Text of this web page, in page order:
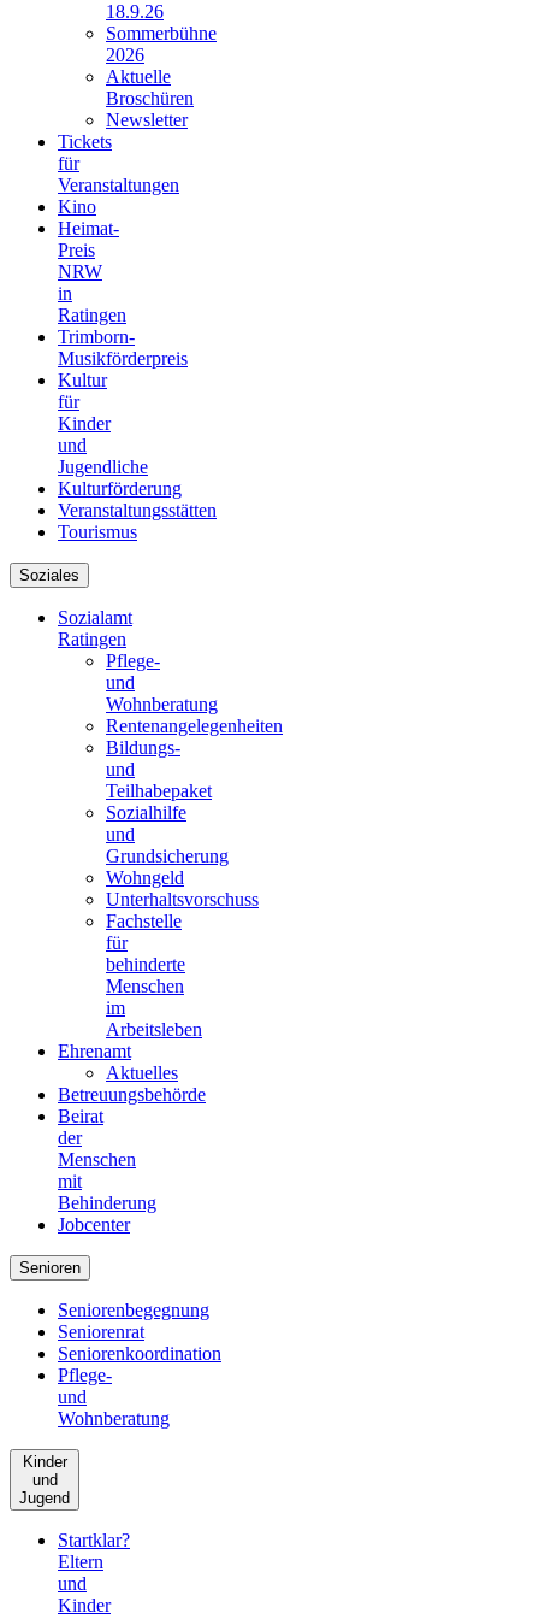
18.9.26
Sommerbühne
2026
Aktuelle
Broschüren
Newsletter
Tickets
für
Veranstaltungen
Kino
Heimat-
Preis
NRW
in
Ratingen
Trimborn-
Musikförderpreis
Kultur
für
Kinder
und
Jugendliche
Kulturförderung
Veranstaltungsstätten
Tourismus
Soziales
Sozialamt
Ratingen
Pflege-
und
Wohnberatung
Rentenangelegenheiten
Bildungs-
und
Teilhabepaket
Sozialhilfe
und
Grundsicherung
Wohngeld
Unterhaltsvorschuss
Fachstelle
für
behinderte
Menschen
im
Arbeitsleben
Ehrenamt
Aktuelles
Betreuungsbehörde
Beirat
der
Menschen
mit
Behinderung
Jobcenter
Senioren
Seniorenbegegnung
Seniorenrat
Seniorenkoordination
Pflege-
und
Wohnberatung
Kinder
und
Jugend
Startklar?
Eltern
und
Kinder